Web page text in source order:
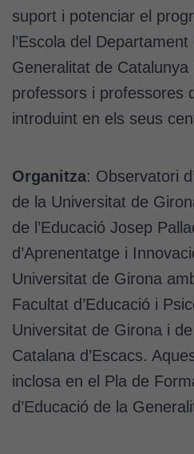
suport i potenciar el
l’Escola del Departament
Generalitat de Catalunya
professors i professores
introduint en els seus
Organitza: Observatori
de la Universitat de
de l’Educació Josep
d’Aprenentatge i
Universitat de Girona
Facultat d’Educació i
Universitat de Girona i
Catalana d’Escacs.
inclosa en el Pla de
d’Educació de la